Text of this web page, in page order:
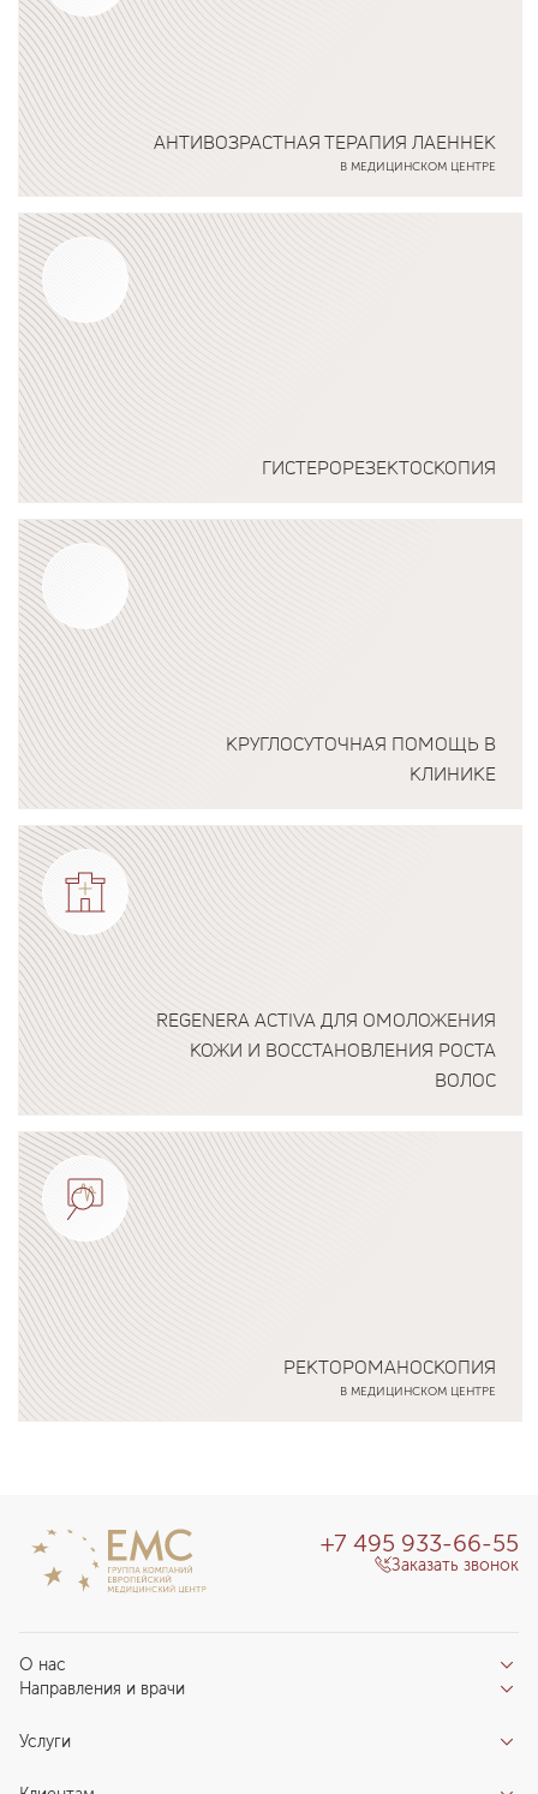
АНТИВОЗРАСТНАЯ ТЕРАПИЯ ЛАЕННЕК
В МЕДИЦИНСКОМ ЦЕНТРЕ
Подробнее о программе
ГИСТЕРОРЕЗЕКТОСКОПИЯ
Подробнее о программе
КРУГЛОСУТОЧНАЯ ПОМОЩЬ В
КЛИНИКЕ
Подробнее о программе
REGENERA ACTIVA ДЛЯ ОМОЛОЖЕНИЯ
КОЖИ И ВОССТАНОВЛЕНИЯ РОСТА
ВОЛОС
Подробнее о программе
РЕКТОРОМАНОСКОПИЯ
В МЕДИЦИНСКОМ ЦЕНТРЕ
О нас
Отзывы пациентов
О клинике
Направления и врачи
Направления
Центры компетенций
Услуги
+7 495 933-66-55
Заказать звонок